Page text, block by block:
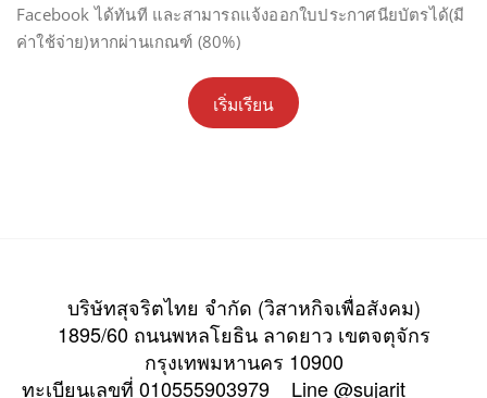
Facebook ได้ทันที และสามารถแจ้งออกใบประกาศนียบัตรได้(มี
ค่าใช้จ่าย)หากผ่านเกณฑ์ (80%)
เริ่มเรียน
บริษัทสุจริตไทย จำกัด (วิสาหกิจเพื่อสังคม)
1895/60 ถนนพหลโยธิน ลาดยาว เขตจตุจักร
กรุงเทพมหานคร 10900
ทะเบียนเลขที่ 010555903979 Line @sujarit